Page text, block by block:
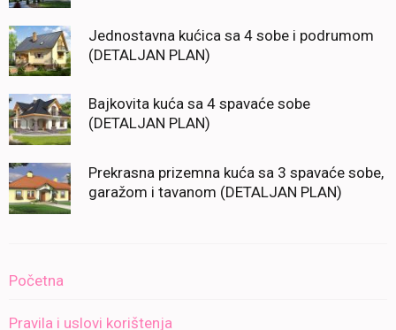
Jednostavna kućica sa 4 sobe i podrumom
(DETALJAN PLAN)
Bajkovita kuća sa 4 spavaće sobe
(DETALJAN PLAN)
Prekrasna prizemna kuća sa 3 spavaće sobe,
garažom i tavanom (DETALJAN PLAN)
Početna
Pravila i uslovi korištenja